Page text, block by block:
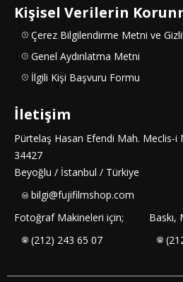
Kişisel Verilerin
Çerez Bilgilendirme Metni ve
Genel Aydınlatma Metni
İlgili Kişi Başvuru Formu
İletişim
Pürtelaş Hasan Efendi Mah. Meclis-i
34427
Beyoğlu / İstanbul / Türkiye
bilgi@fujifilmshop.com
Fotoğraf Makineleri için;
(212) 243 65 07
Baskı,